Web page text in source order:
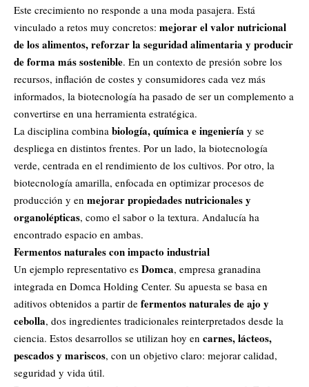
Este crecimiento no responde a una moda pasajera. Está
vinculado a retos muy concretos: mejorar el valor nutricional
de los alimentos, reforzar la seguridad alimentaria y producir
de forma más sostenible. En un contexto de presión sobre los
recursos, inflación de costes y consumidores cada vez más
informados, la biotecnología ha pasado de ser un complemento a
convertirse en una herramienta estratégica.
La disciplina combina biología, química e ingeniería y se
despliega en distintos frentes. Por un lado, la biotecnología
verde, centrada en el rendimiento de los cultivos. Por otro, la
biotecnología amarilla, enfocada en optimizar procesos de
producción y en mejorar propiedades nutricionales y
organolépticas, como el sabor o la textura. Andalucía ha
encontrado espacio en ambas.
Fermentos naturales con impacto industrial
Un ejemplo representativo es Domca, empresa granadina
integrada en Domca Holding Center. Su apuesta se basa en
aditivos obtenidos a partir de fermentos naturales de ajo y
cebolla, dos ingredientes tradicionales reinterpretados desde la
ciencia. Estos desarrollos se utilizan hoy en carnes, lácteos,
pescados y mariscos, con un objetivo claro: mejorar calidad,
seguridad y vida útil.